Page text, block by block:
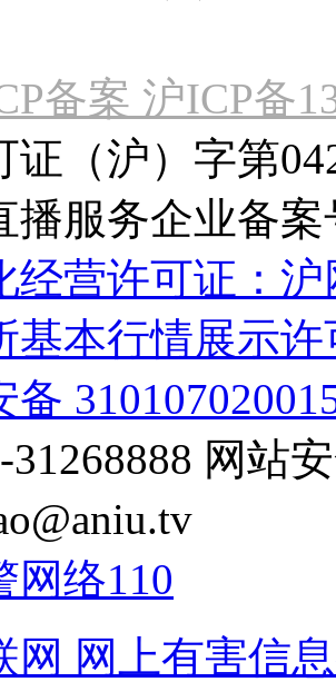
备案 沪ICP备
证（沪）字第
播服务企业备案
经营许可证：
基本行情展示许
网站
网络110
网 网上有害信